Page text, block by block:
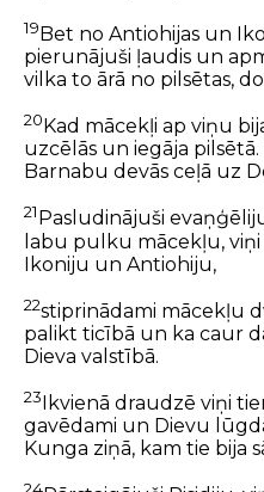
19Bet no Antiohijas un
pierunājuši ļaudis un
vilka to ārā no pilsētas,
20 Kad mācekļi ap viņu
uzcēlās un iegāja
Barnabu devās ceļā uz
21 Pasludinājuši
labu pulku mācekļu,
Ikoniju un Antiohiju,
22stiprinādami mācekļu
palikt ticībā un ka caur
Dieva valstībā.
23 Ikvienā draudzē viņi
gavēdami un Dievu
Kunga ziņā, kam tie bija